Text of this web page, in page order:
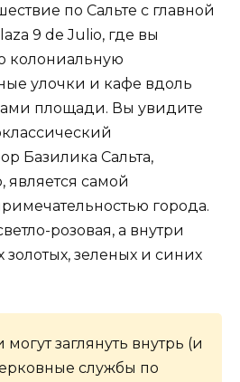
по Сальте с главной
9 de Julio, где вы
колониальную
улочки и кафе вдоль
площади. Вы увидите
Базилика Сальта,
является самой
города.
розовая, а внутри
зеленых и синих
могут заглянуть внутрь (и
службы по